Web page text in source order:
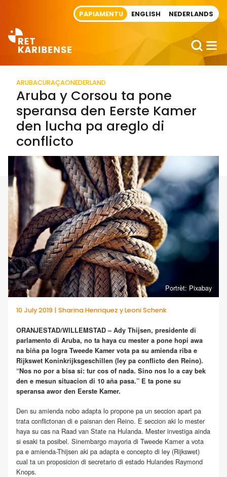
PAPIAMENTU ENGLISH NEDERLANDS
ARUBACURAÇAONEDERLAND
Aruba y Corsou ta pone
speransa den Eerste Kamer
den lucha pa areglo di
conflicto
Portrèt: Pixabay
10 July 2019 | Sharina Henriquez y Leoni Schenk
ORANJESTAD/WILLEMSTAD – Ady Thijsen, presidente di
parlamento di Aruba, no ta haya cu mester a pone hopi awa
na biña pa logra Tweede Kamer vota pa su amienda riba e
Rijkswet Koninkrijksgeschillen (ley pa conflicto den Reino).
“Nos no por a bisa si: tur cos of nada. Sino nos lo a cay bek
den e mesun situacion di 10 aña pasa.” E ta pone su
speransa awor den Eerste Kamer.
Den su amienda nobo adapta lo propone pa un seccion apart pa
trata conflictonan di e paisnan den Reino. E seccion aki lo mester
haya su cas na Raad van State na Hulanda. Mester investiga ainda
si esaki ta posibel. Sinembargo mayoria di Tweede Kamer a vota
pa e amienda-Thijsen aki pa adapta e concepto di ley (Rijkswet)
cual ta un proposicion di secretario di estado Hulandes Raymond
Knops.